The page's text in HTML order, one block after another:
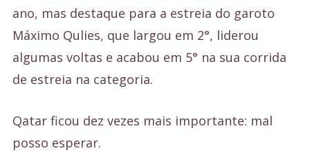
ano, mas destaque para a estreia do garoto
Máximo Qulies, que largou em 2°, liderou
algumas voltas e acabou em 5° na sua corrida
de estreia na categoria.
Qatar ficou dez vezes mais importante: mal
posso esperar.